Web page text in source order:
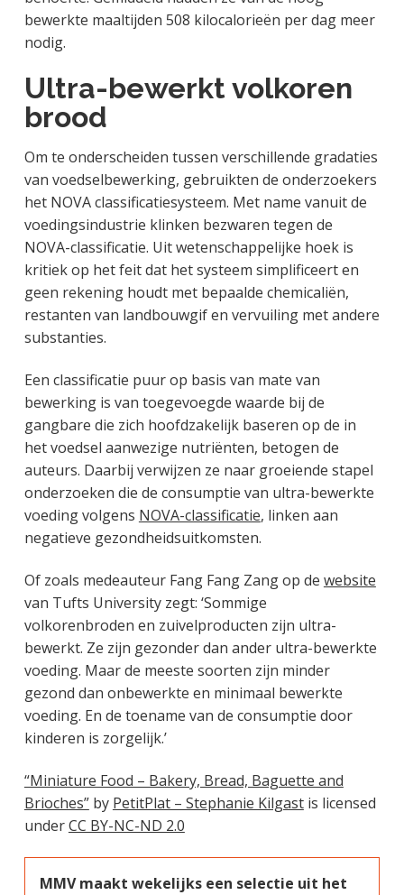
bewerkte maaltijden 508 kilocalorieën per dag meer
nodig.
Ultra-bewerkt volkoren
brood
Om te onderscheiden tussen verschillende gradaties
van voedselbewerking, gebruikten de onderzoekers
het NOVA classificatiesysteem. Met name vanuit de
voedingsindustrie klinken bezwaren tegen de
NOVA-classificatie. Uit wetenschappelijke hoek is
kritiek op het feit dat het systeem simplificeert en
geen rekening houdt met bepaalde chemicaliën,
restanten van landbouwgif en vervuiling met andere
substanties.
Een classificatie puur op basis van mate van
bewerking is van toegevoegde waarde bij de
gangbare die zich hoofdzakelijk baseren op de in
het voedsel aanwezige nutriënten, betogen de
auteurs. Daarbij verwijzen ze naar groeiende stapel
onderzoeken die de consumptie van ultra-bewerkte
voeding volgens NOVA-classificatie, linken aan
negatieve gezondheidsuitkomsten.
Of zoals medeauteur Fang Fang Zang op de website
van Tufts University zegt: ‘Sommige
volkorenbroden en zuivelproducten zijn ultra-
bewerkt. Ze zijn gezonder dan ander ultra-bewerkte
voeding. Maar de meeste soorten zijn minder
gezond dan onbewerkte en minimaal bewerkte
voeding. En de toename van de consumptie door
kinderen is zorgelijk.’
“Miniature Food – Bakery, Bread, Baguette and
Brioches”by PetitPlat – Stephanie Kilgastis licensed
underCC BY-NC-ND 2.0
MMV maakt wekelijks een selectie uit het